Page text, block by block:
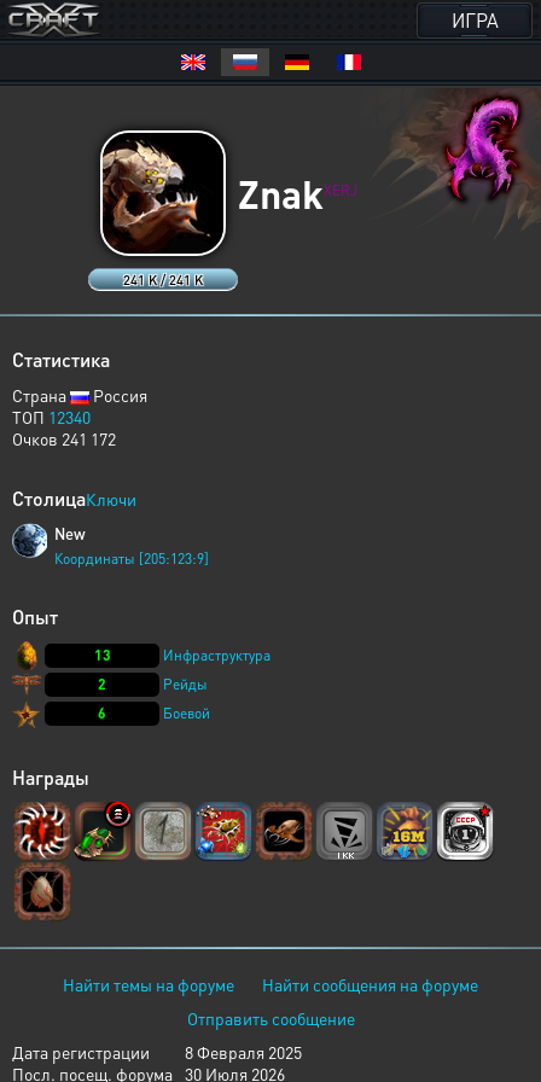
ИГРА
241 K / 241 K
ZnakXERJ
Статистика
Страна
Россия
ТОП 12340
Очков 241 172
СтолицаКлючи
New
Координаты [205:123:9]
Опыт
13
Инфраструктура
2
Рейды
6
Боевой
Награды
Найти темы на форуме
Найти сообщения на форуме
Отправить сообщение
Дата регистрации
8 Февраля 2025
Посл. посещ. форума 30 Июля 2026